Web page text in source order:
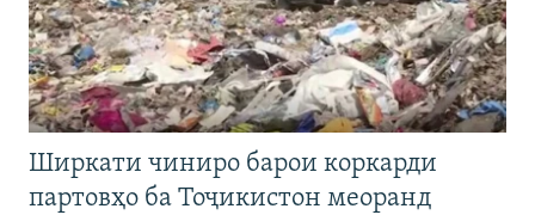
Ширкати чиниро барои коркарди
партовҳо ба Тоҷикистон меоранд